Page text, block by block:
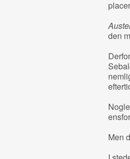
den
Men